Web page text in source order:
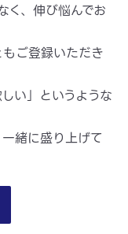
、伸び悩んでお
ご登録いただき
い」というような
緒に盛り上げて